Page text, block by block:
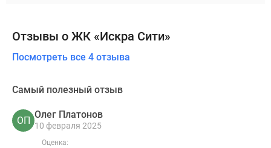
Отзывы о ЖК «Искра Сити»
Посмотреть все 4 отзыва
Самый полезный отзыв
ОП
Олег Платонов
10 февраля 2025
Оценка: